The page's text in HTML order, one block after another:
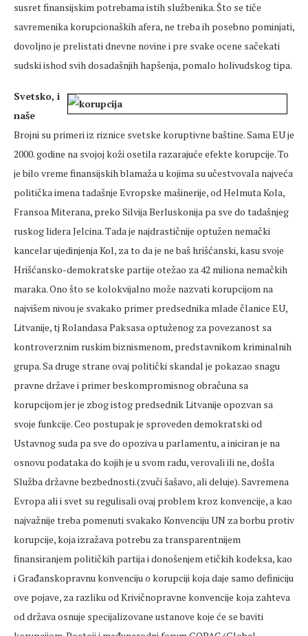
susret finansijskim potrebama istih službenika. Što se tiče
savremenika korupcionaških afera, ne treba ih posebno pominjati,
dovoljno je prelistati dnevne novine i pre svake ocene sačekati
sudski ishod svih dosadašnjih hapšenja, pomalo holivudskog tipa.
Svetsko, i
naše
Brojni su primeri iz riznice svetske koruptivne baštine. Sama EU je
2000. godine na svojoj koži osetila razarajuće efekte korupcije. To
je bilo vreme finansijskih blamaža u kojima su učestvovala najveća
politička imena tadašnje Evropske mašinerije, od Helmuta Kola,
Fransoa Miterana, preko Silvija Berluskonija pa sve do tadašnjeg
ruskog lidera Jelcina. Tada je najdrastičnije optužen nemački
kancelar ujedinjenja Kol, za to da je ne baš hrišćanski, kasu svoje
Hrišćansko-demokratske partije otežao za 42 miliona nemačkih
maraka. Ono što se kolokvijalno može nazvati korupcijom na
najvišem nivou je svakako primer predsednika mlade članice EU,
Litvanije, tj Rolandasa Paksasa optuženog za povezanost sa
kontroverznim ruskim biznismenom, predstavnikom kriminalnih
grupa. Sa druge strane ovaj politički skandal je pokazao snagu
pravne države i primer beskompromisnog obračuna sa
korupcijom jer je zbog istog predsednik Litvanije opozvan sa
svoje funkcije. Ceo postupak je sproveden demokratski od
Ustavnog suda pa sve do opoziva u parlamentu, a iniciran je na
osnovu podataka do kojih je u svom radu, verovali ili ne, došla
Služba državne bezbednosti.(zvuči šašavo, ali deluje). Savremena
Evropa ali i svet su regulisali ovaj problem kroz konvencije, a kao
najvažnije treba pomenuti svakako Konvenciju UN za borbu protiv
korupcije, koja izražava potrebu za transparentnijem
finansiranjem političkih partija i donošenjem etičkih kodeksa, kao
i Građanskopravnu konvenciju o korupciji koja daje samo definiciju
ove pojave, za razliku od Krivičnopravne konvencije koja zahteva
od država osnuje specijalizovane ustanove koje će se baviti